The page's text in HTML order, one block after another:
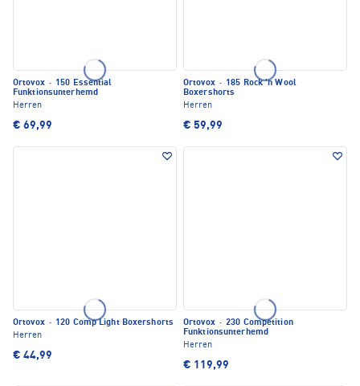
Ortovox · 150 Essential
Funktionsunterhemd
Herren
€ 69,99
Ortovox · 185 Rock 'n Wool
Boxershorts
Herren
€ 59,99
Ortovox · 120 Comp Light Boxershorts
Herren
€ 44,99
Ortovox · 230 Competition
Funktionsunterhemd
Herren
€ 119,99